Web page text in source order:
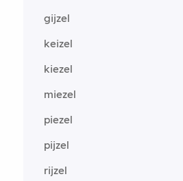
gijzel
keizel
kiezel
miezel
piezel
pijzel
rijzel